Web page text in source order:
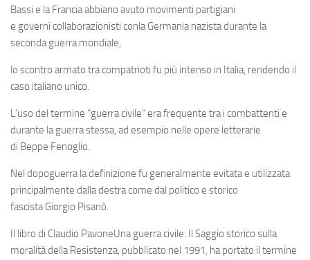
Bassi e la Francia abbiano avuto movimenti partigiani
e governi collaborazionisti conla Germania nazista durante la
seconda guerra mondiale,
lo scontro armato tra compatrioti fu più intenso in Italia, rendendo il
caso italiano unico.
L’uso del termine “guerra civile” era frequente tra i combattenti e
durante la guerra stessa, ad esempio nelle opere letterarie
di Beppe Fenoglio.
Nel dopoguerra la definizione fu generalmente evitata e utilizzata
principalmente dalla destra come dal politico e storico
fascista Giorgio Pisanò.
Il libro di Claudio PavoneUna guerra civile. Il Saggio storico sulla
moralità della Resistenza, pubblicato nel 1991, ha portato il termine